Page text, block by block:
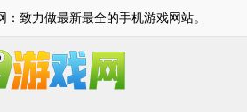
：致力做最新最全的手机游戏网站。